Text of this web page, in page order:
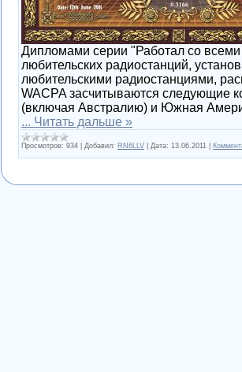
Дипломами серии "Работал со
любительских радиостанций,
любительскими радиостанциями,
WACPA засчитываются следующие
(включая Австралию) и Южная
... Читать дальше »
Просмотров: 934 Добавил: RN6LLV Дата: 13.06.2011